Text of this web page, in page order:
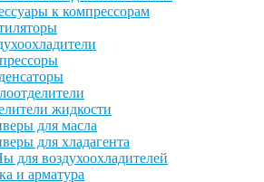
к компрессорам
жидкости
для масла
для хладагента
для воздухоохладителей
и арматура